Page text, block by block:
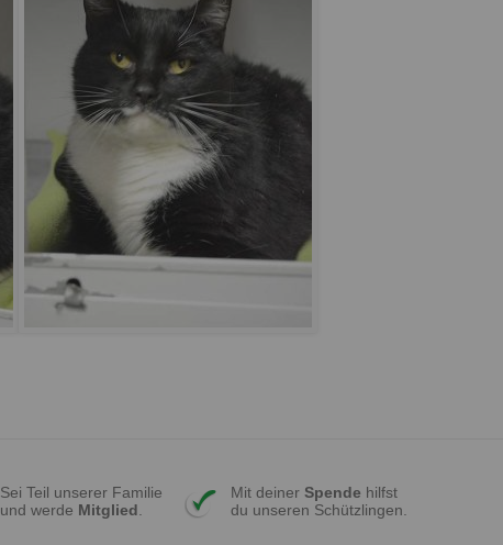
Sei Teil unserer Familie
und werde Mitglied
Mit deiner Spende hilfst
du unseren Schützlingen.